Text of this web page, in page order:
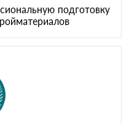
подготовку